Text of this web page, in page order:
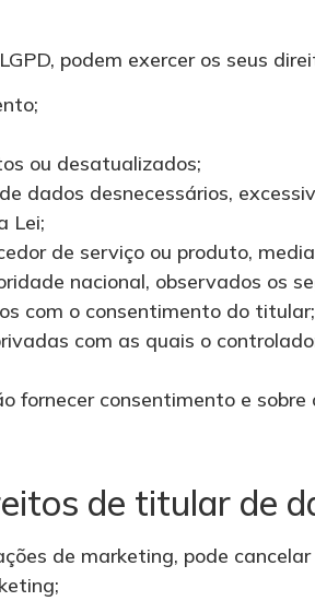
podem exercer os seus
ou desatualizados;
dados desnecessários,
Lei;
de serviço ou produto,
nacional, observados os
com o consentimento do titular;
com as quais o
fornecer consentimento e sobre
de titular de
de marketing, pode